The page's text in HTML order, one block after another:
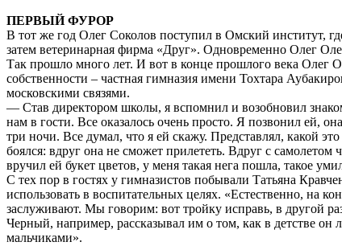
ПЕРВЫЙ ФУРОР
В тот же год Олег Соколов поступил в Омский институт,
затем ветеринарная фирма «Друг». Одновременно Олег
Так прошло много лет. И вот в конце прошлого века Олег
собственности – частная гимназия имени Тохтара
московскими связями.
— Став директором школы, я вспомнил и возобновил
нам в гости. Все оказалось очень просто. Я позвонил ей,
три ночи. Все думал, что я ей скажу. Представлял, какой
боялся: вдруг она не сможет прилететь. Вдруг с
вручил ей букет цветов, у меня такая нега пошла, такое
С тех пор в гостях у гимназистов побывали Татьяна
использовать в воспитательных целях. «Естественно, на
заслуживают. Мы говорим: вот тройку исправь, в другой
Черный, например, рассказывал им о том, как в детстве
мальчиками».